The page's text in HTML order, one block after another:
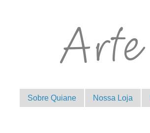
Sobre Quiane Nossa Loja